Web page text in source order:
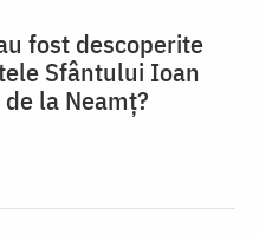
fost descoperite
Sfântului Ioan
la Neamț?